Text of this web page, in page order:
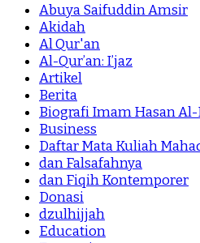
Abuya Saifuddin Amsir
Akidah
Al Qur'an
Al-Qur’an: I’jaz
Artikel
Berita
Biografi Imam Hasan
Business
Daftar Mata Kuliah
dan Falsafahnya
dan Fiqih Kontemporer
Donasi
dzulhijjah
Education